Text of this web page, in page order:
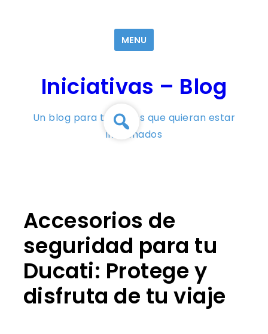
MENU
Iniciativas – Blog
Un blog para todos los que quieran estar
informados
Accesorios de
seguridad para tu
Ducati: Protege y
disfruta de tu viaje